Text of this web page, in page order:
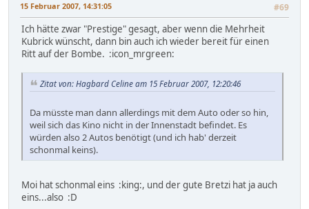
15 Februar 2007, 14:31:05 #69
Ich hätte zwar "Prestige" gesagt, aber wenn die Mehrheit
Kubrick wünscht, dann bin auch ich wieder bereit für einen
Ritt auf der Bombe. :icon_mrgreen:
Zitat von: Hagbard Celine am 15 Februar 2007, 12:20:46
Da müsste man dann allerdings mit dem Auto oder so hin,
weil sich das Kino nicht in der Innenstadt befindet. Es
würden also 2 Autos benötigt (und ich hab' derzeit
schonmal keins).
Moi hat schonmal eins :king:, und der gute Bretzi hat ja auch
eins...also :D